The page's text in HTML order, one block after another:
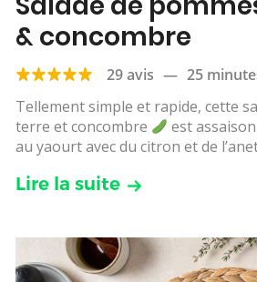
& concombre
29 avis — 25
Tellement simple et rapide, cette
terre et concombre
est
au yaourt avec du citron et de
Lire la suite